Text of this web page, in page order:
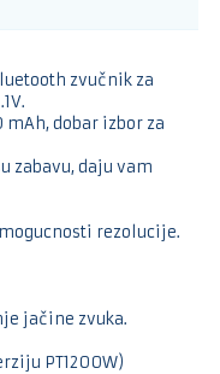
zvučnik za
dobar izbor za
zabavu, daju vam
rezolucije.
jačine zvuka.
PT1200W)